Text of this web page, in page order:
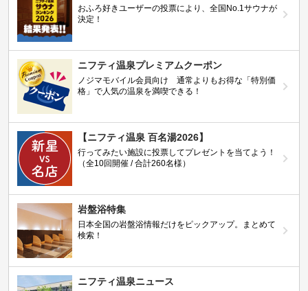
おふろ好きユーザーの投票により、全国No.1サウナが
決定！
ニフティ温泉プレミアムクーポン
ノジマモバイル会員向け 通常よりもお得な「特別価
格」で人気の温泉を満喫できる！
【ニフティ温泉 百名湯2026】
行ってみたい施設に投票してプレゼントを当てよう！
（全10回開催 / 合計260名様）
岩盤浴特集
日本全国の岩盤浴情報だけをピックアップ。まとめて
検索！
ニフティ温泉ニュース